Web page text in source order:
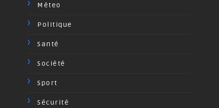
Méteo
Politique
Santé
Société
Sport
Sécurité